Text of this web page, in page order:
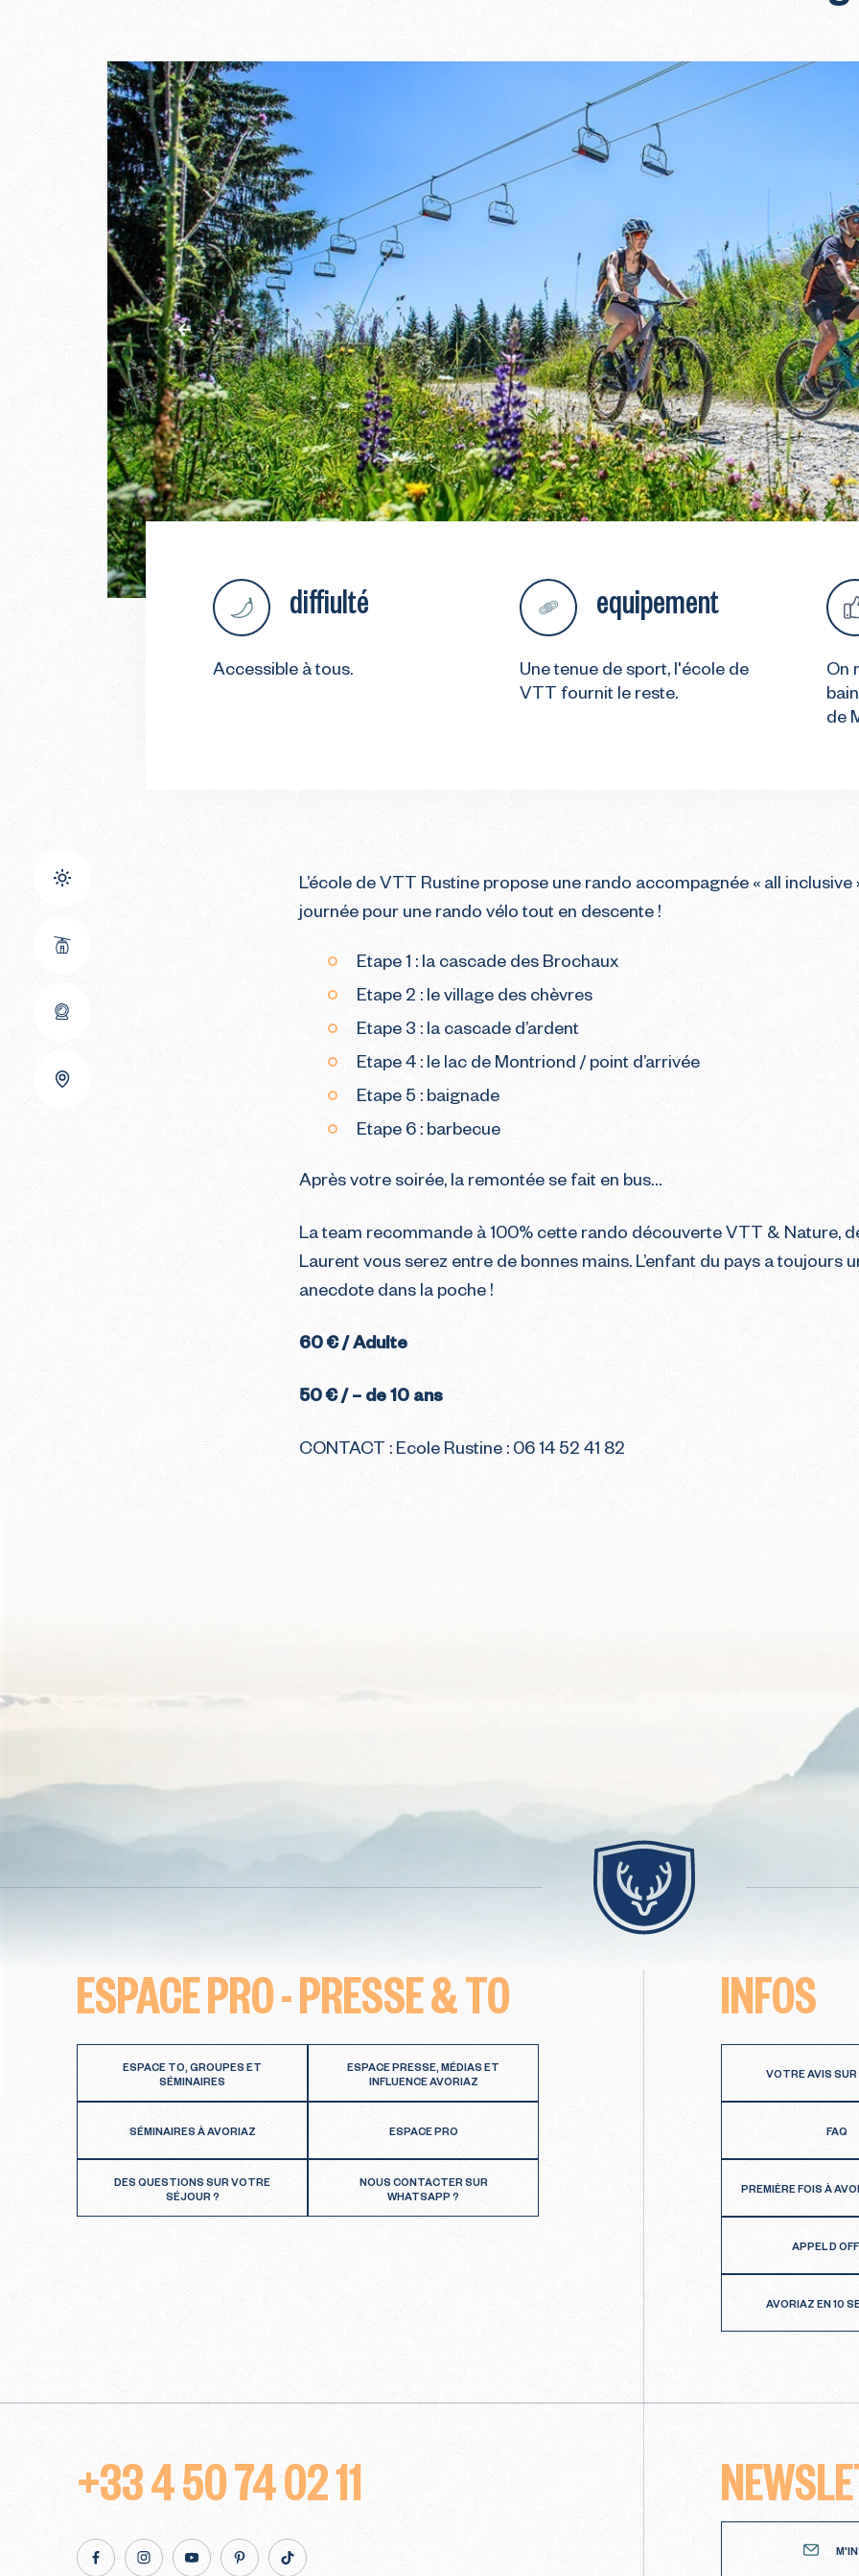
diffiulté
Accessible à tous.
equipement
Une tenue de sport, l'école de
VTT fournit le reste.
On
de
L’école de VTT Rustine propose une rando accompagnée « all inclusive
journée pour une rando vélo tout en descente !
Etape 1 : la cascade des Brochaux
Etape 2 : le village des chèvres
Etape 3 : la cascade d’ardent
Etape 4 : le lac de Montriond / point d’arrivée
Etape 5 : baignade
Etape 6 : barbecue
Après votre soirée, la remontée se fait en bus…
La team recommande à 100% cette rando découverte VTT & Nature,
Laurent vous serez entre de bonnes mains. L’enfant du pays a toujours
anecdote dans la poche !
60 € / Adulte
50 € / – de 10 ans
CONTACT : Ecole Rustine : 06 14 52 41 82​
ESPACE PRO - PRESSE & TO
ESPACE TO, GROUPES ET
SÉMINAIRES
ESPACE PRESSE, MÉDIAS ET
INFLUENCE AVORIAZ
SÉMINAIRES À AVORIAZ ESPACE PRO
DES QUESTIONS SUR VOTRE
SÉJOUR ?
NOUS CONTACTER SUR
WHATSAPP ?
INFOS
VOTRE AVIS
FAQ
PREMIÈRE FOIS À
APPEL D
AVORIAZ EN 10
+33 4 50 74 02 11
FacebookInstagramYoutubePinterestTikTok